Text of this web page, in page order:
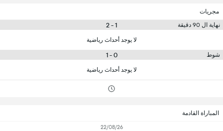
مجريات
نهاية ال 90 دقيقة
1 - 2
لا يوجد أحداث رياضية
شوط 0 - 1
لا يوجد أحداث رياضية
المباراة القادمة
22/08/26